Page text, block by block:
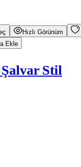
Hızlı Görünüm
Ekle
Stil